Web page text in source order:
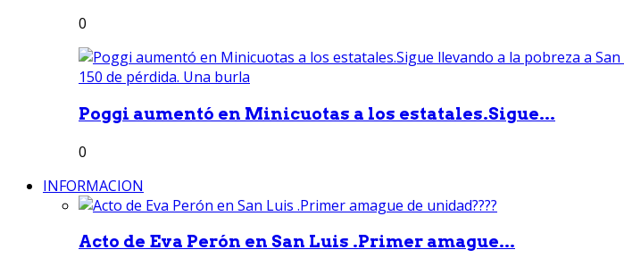
0
Poggi aumentó en Minicuotas a los estatales.Sigue...
0
INFORMACION
Acto de Eva Perón en San Luis .Primer amague...